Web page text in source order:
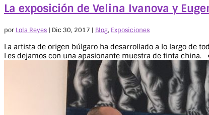
La exposición de Velina Ivanova y
por Lola Reyes | Dic 30, 2017 | Blog, Exposiciones
La artista de origen búlgaro ha desarrollado a lo largo de
Les dejamos con una apasionante muestra de tinta china.